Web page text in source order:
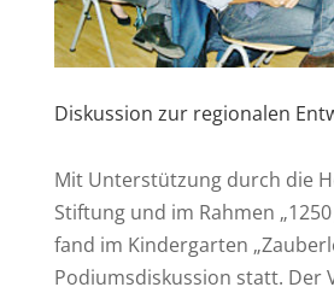
Diskussion zur regionalen
Mit Unterstützung durch die
Stiftung und im Rahmen
fand im Kindergarten
Podiumsdiskussion statt. Der